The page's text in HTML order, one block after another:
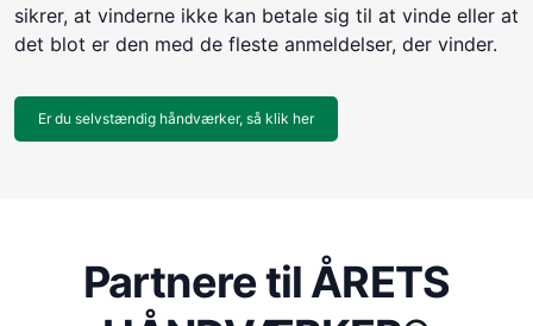
sikrer, at vinderne ikke kan betale sig til at vinde eller at
det blot er den med de fleste anmeldelser, der vinder.
Er du selvstændig håndværker, så klik her
Partnere til ÅRETS